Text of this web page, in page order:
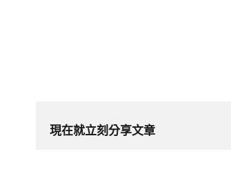
現在就立刻分享文章